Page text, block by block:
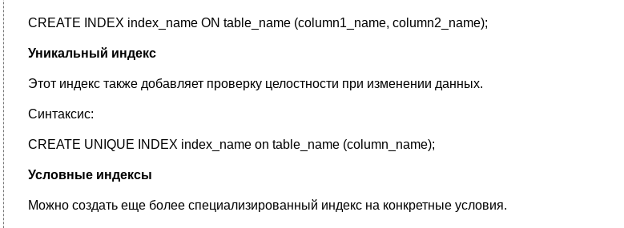
CREATE INDEX index_name ON table_name (column1_name, column2_name);
Уникальный индекс
Этот индекс также добавляет проверку целостности при изменении данных.
Синтаксис:
CREATE UNIQUE INDEX index_name on table_name (column_name);
Условные индексы
Можно создать еще более специализированный индекс на конкретные условия.